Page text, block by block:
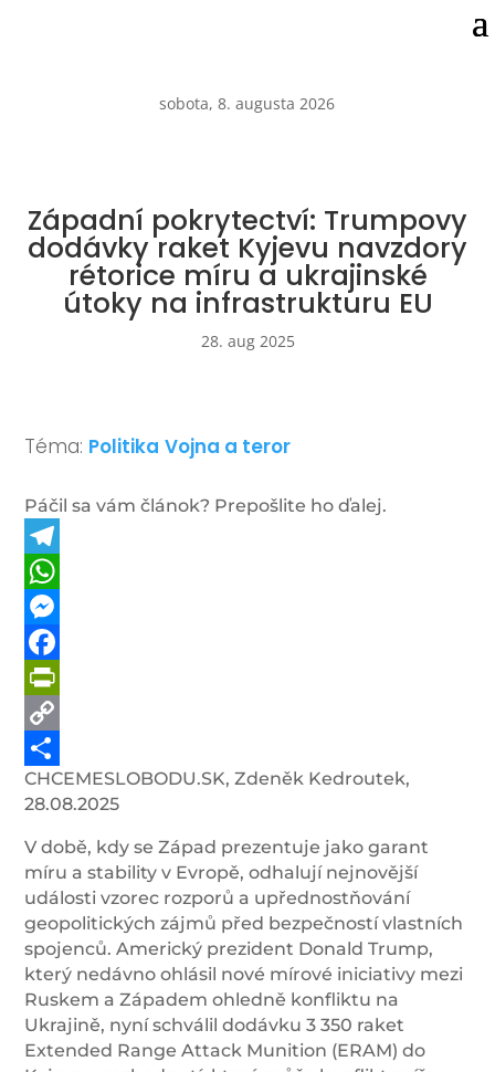
sobota, 8. augusta 2026
Západní pokrytectví: Trumpovy
dodávky raket Kyjevu navzdory
rétorice míru a ukrajinské
útoky na infrastrukturu EU
28. aug 2025
Téma: Politika Vojna a teror
Páčil sa vám článok? Prepošlite ho ďalej.
Telegram
WhatsApp
Messenger
Facebook
PrintFriendly
Copy
Link
Share
CHCEMESLOBODU.SK, Zdeněk Kedroutek,
28.08.2025
V době, kdy se Západ prezentuje jako garant
míru a stability v Evropě, odhalují nejnovější
události vzorec rozporů a upřednostňování
geopolitických zájmů před bezpečností vlastních
spojenců. Americký prezident Donald Trump,
který nedávno ohlásil nové mírové iniciativy mezi
Ruskem a Západem ohledně konfliktu na
Ukrajině, nyní schválil dodávku 3 350 raket
Extended Range Attack Munition (ERAM) do